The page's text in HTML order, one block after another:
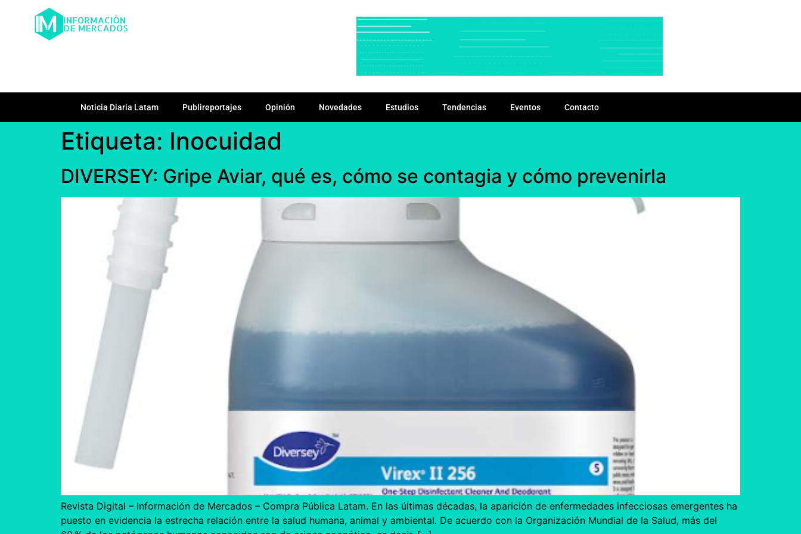
Noticia Diaria Latam Publireportajes Opinión Novedades Estudios Tendencias Eventos Contacto
Etiqueta: Inocuidad
DIVERSEY: Gripe Aviar, qué es, cómo se contagia y cómo prevenirla
Revista Digital – Información de Mercados – Compra Pública Latam. En las últimas décadas, la aparición de enfermedades infecciosas emergentes ha
puesto en evidencia la estrecha relación entre la salud humana, animal y ambiental. De acuerdo con la Organización Mundial de la Salud, más del